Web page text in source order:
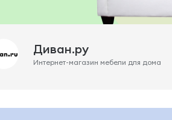
Диван.ру
Интернет-магазин мебели для дома